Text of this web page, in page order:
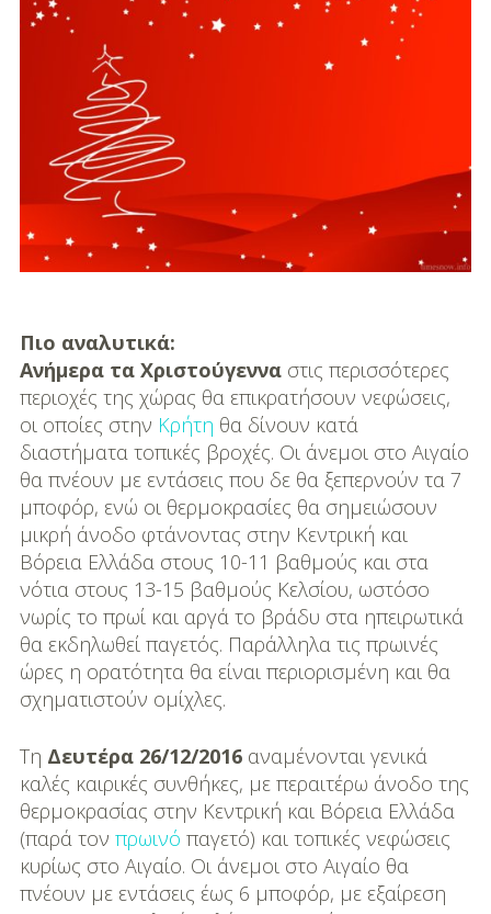
Συνταγές
Συμβουλές
Διατροφής
Υγεία – Ψυχολογία
Πιο αναλυτικά:
Ανήμερα τα Χριστούγενναστις περισσότερες
περιοχές της χώρας θα επικρατήσουν νεφώσεις,
οι οποίες στην Κρήτη θα δίνουν κατά
διαστήματα τοπικές βροχές. Οι άνεμοι στο Αιγαίο
θα πνέουν με εντάσεις που δε θα ξεπερνούν τα 7
μποφόρ, ενώ οι θερμοκρασίες θα σημειώσουν
μικρή άνοδο φτάνοντας στην Κεντρική και
Βόρεια Ελλάδα στους 10-11 βαθμούς και στα
νότια στους 13-15 βαθμούς Κελσίου, ωστόσο
νωρίς το πρωί και αργά το βράδυ στα ηπειρωτικά
θα εκδηλωθεί παγετός. Παράλληλα τις πρωινές
ώρες η ορατότητα θα είναι περιορισμένη και θα
σχηματιστούν ομίχλες.
Τη Δευτέρα 26/12/2016αναμένονται γενικά
καλές καιρικές συνθήκες, με περαιτέρω άνοδο της
θερμοκρασίας στην Κεντρική και Βόρεια Ελλάδα
(παρά τον πρωινό παγετό) και τοπικές νεφώσεις
κυρίως στο Αιγαίο. Οι άνεμοι στο Αιγαίο θα
πνέουν με εντάσεις έως 6 μποφόρ, με εξαίρεση